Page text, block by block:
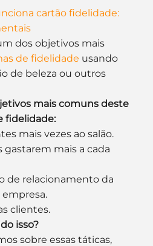
cartão fidelidade:
dos objetivos mais
de fidelidade usando
de beleza ou outros
mais comuns deste
fidelidade:
mais vezes ao salão.
gastarem mais a cada
de relacionamento da
clientes.
isso?
sobre essas táticas,